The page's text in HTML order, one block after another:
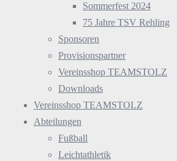
Sommerfest 2024
75 Jahre TSV Rehling
Sponsoren
Provisionspartner
Vereinsshop TEAMSTOLZ
Downloads
Vereinsshop TEAMSTOLZ
Abteilungen
Fußball
Leichtathletik